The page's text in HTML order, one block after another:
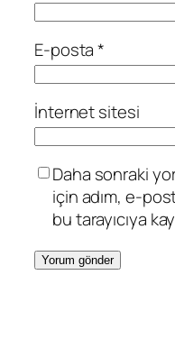
E-posta*
İnternet sitesi
Daha sonraki
için adım, e-
bu tarayıcıya